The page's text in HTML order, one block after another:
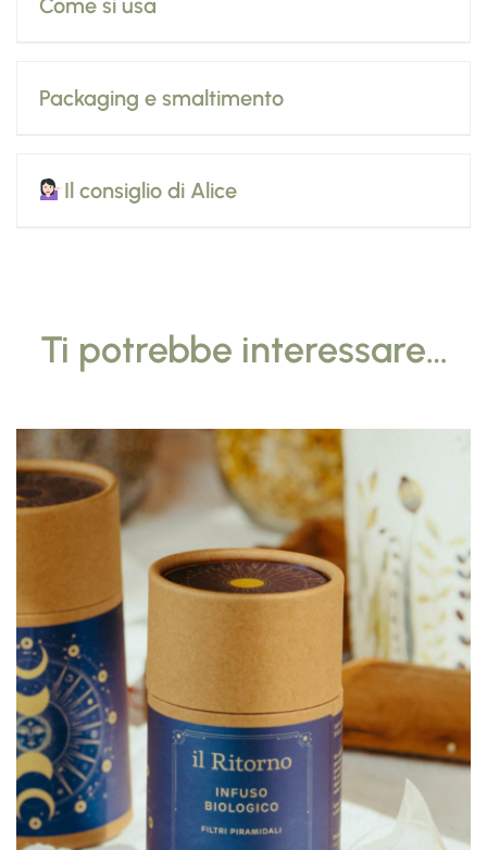
Come si usa
Packaging e smaltimento
Il consiglio di Alice
Ti potrebbe interessare…